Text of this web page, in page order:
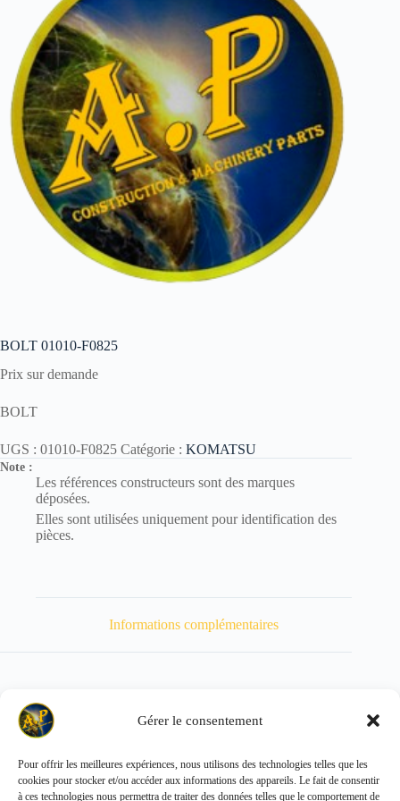
Gérer le consentement
Pour offrir les meilleures expériences, nous utilisons des technologies telles que les
cookies pour stocker et/ou accéder aux informations des appareils. Le fait de consentir
à ces technologies nous permettra de traiter des données telles que le comportement de
BOLT 01010-F0825
Prix sur demande
BOLT
UGS : 01010-F0825 Catégorie : KOMATSU
Note :
Les références constructeurs sont des marques
déposées.
Elles sont utilisées uniquement pour identification des
pièces.
Informations complémentaires
Poids 15 kg
Copyright © 2026 - ALL PARTS FRANCE SAS